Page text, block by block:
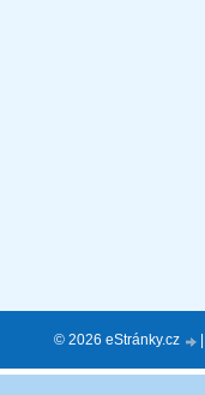
© 2026 eStránky.cz